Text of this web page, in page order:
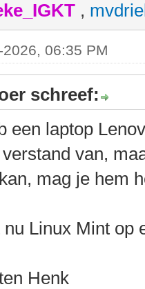
,
06:35 PM
schreef:
een laptop
van,
mag je hem
nu Linux Mint op
Henk